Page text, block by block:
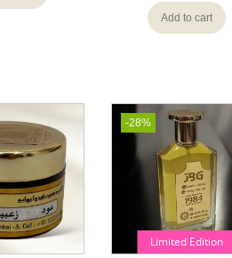
Add to cart
-28%
Limited Edition